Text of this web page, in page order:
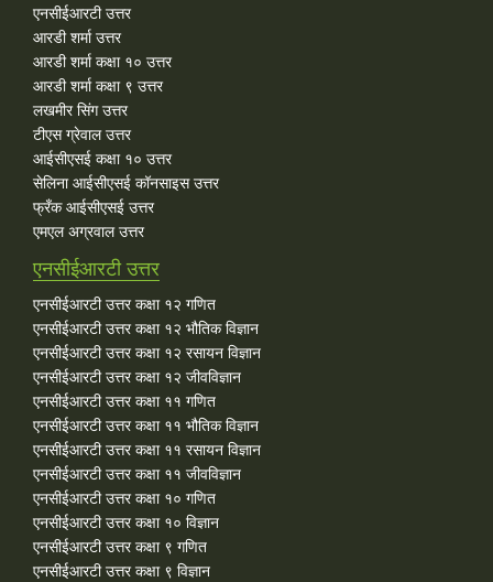
एनसीईआरटी उत्तर
आरडी शर्मा उत्तर
आरडी शर्मा कक्षा १० उत्तर
आरडी शर्मा कक्षा ९ उत्तर
लखमीर सिंग उत्तर
टीएस ग्रेवाल उत्तर
आईसीएसई कक्षा १० उत्तर
सेलिना आईसीएसई कॉनसाइस उत्तर
फ्रँक आईसीएसई उत्तर
एमएल अग्रवाल उत्तर
एनसीईआरटी उत्तर
एनसीईआरटी उत्तर कक्षा १२ गणित
एनसीईआरटी उत्तर कक्षा १२ भौतिक विज्ञान
एनसीईआरटी उत्तर कक्षा १२ रसायन विज्ञान
एनसीईआरटी उत्तर कक्षा १२ जीवविज्ञान
एनसीईआरटी उत्तर कक्षा ११ गणित
एनसीईआरटी उत्तर कक्षा ११ भौतिक विज्ञान
एनसीईआरटी उत्तर कक्षा ११ रसायन विज्ञान
एनसीईआरटी उत्तर कक्षा ११ जीवविज्ञान
एनसीईआरटी उत्तर कक्षा १० गणित
एनसीईआरटी उत्तर कक्षा १० विज्ञान
एनसीईआरटी उत्तर कक्षा ९ गणित
एनसीईआरटी उत्तर कक्षा ९ विज्ञान